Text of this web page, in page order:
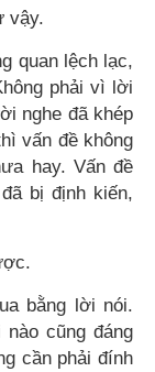
vậy.
quan lệch lạc,
phải vì lời
nghe đã khép
vấn đề không
hay. Vấn đề
bị định kiến,
bằng lời nói.
cũng đáng
cần phải đính